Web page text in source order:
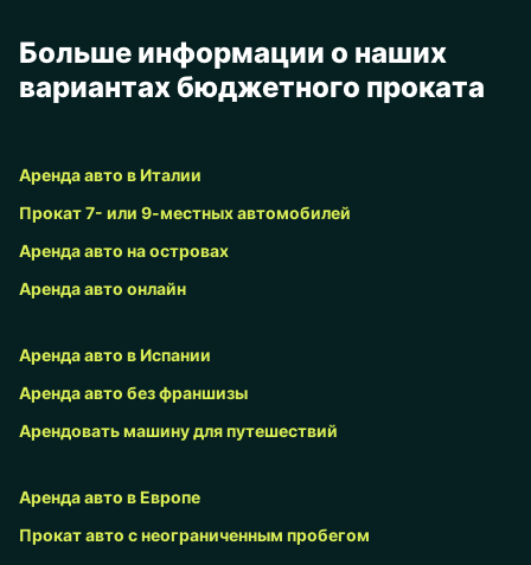
Больше информации о наших
вариантах бюджетного проката
Аренда авто в Италии
Прокат 7- или 9-местных автомобилей
Аренда авто на островах
Аренда авто онлайн
Аренда авто в Испании
Аренда авто без франшизы
Арендовать машину для путешествий
Аренда авто в Европе
Прокат авто с неограниченным пробегом